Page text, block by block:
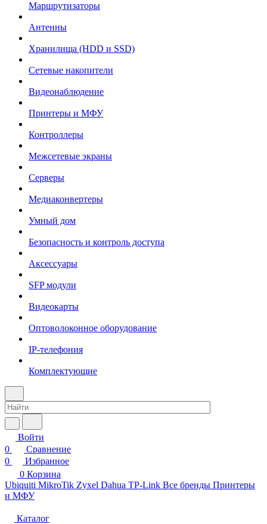
Маршрутизаторы
Антенны
Хранилища (HDD и SSD)
Сетевые накопители
Видеонаблюдение
Принтеры и МФУ
Контроллеры
Межсетевые экраны
Серверы
Медиаконвертеры
Умный дом
Безопасность и контроль доступа
Аксессуары
SFP модули
Видеокарты
Оптоволоконное оборудование
IP-телефония
Комплектующие
Войти
0
Сравнение
0
Избранное
0 Корзина
Ubiquiti MikroTik Zyxel Dahua TP-Link Все бренды Принтеры
и МФУ
Каталог